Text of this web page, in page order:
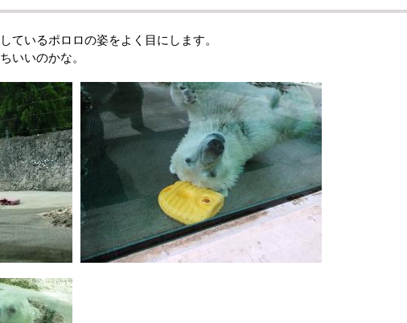
いるポロロの姿をよく目にします。
いいのかな。